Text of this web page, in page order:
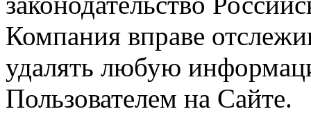
Компания вправе
удалять любую
Пользователем на Сайте.